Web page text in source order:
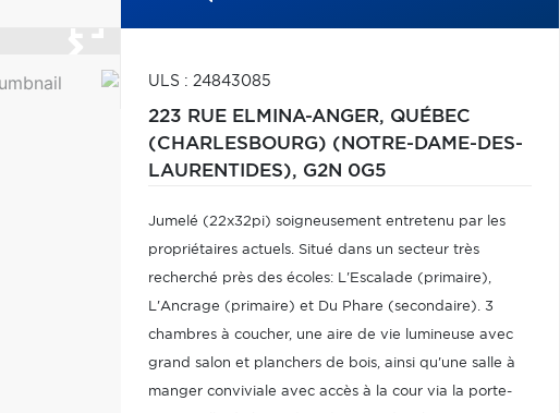
ULS : 24843085
223 RUE ELMINA-ANGER, QUÉBEC
(CHARLESBOURG) (NOTRE-DAME-DES-
LAURENTIDES), G2N 0G5
Jumelé (22x32pi) soigneusement entretenu par les
propriétaires actuels. Situé dans un secteur très
recherché près des écoles: L'Escalade (primaire),
L'Ancrage (primaire) et Du Phare (secondaire). 3
chambres à coucher, une aire de vie lumineuse avec
grand salon et planchers de bois, ainsi qu'une salle à
manger conviviale avec accès à la cour via la porte-